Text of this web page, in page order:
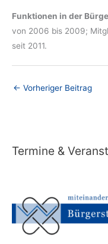
Funktionen in der
von 2006 bis 2009;
seit 2011.
← Vorheriger Beitrag
Termine &